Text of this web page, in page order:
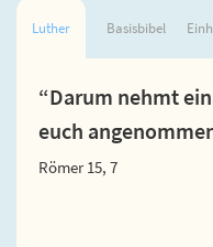
Luther Basisbibel
“Darum nehmt
euch
Römer 15, 7